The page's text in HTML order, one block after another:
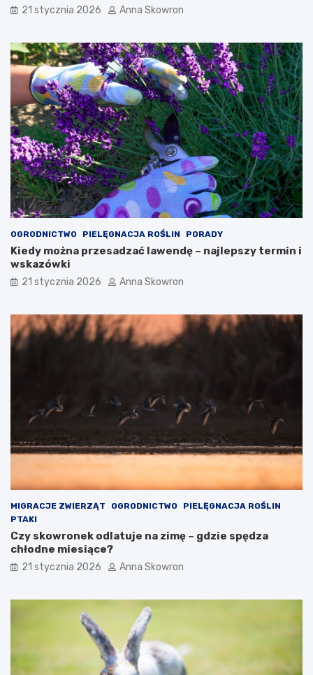
21 stycznia 2026 Anna Skowron
OGRODNICTWO PIELĘGNACJA ROŚLIN PORADY
Kiedy można przesadzać lawendę – najlepszy termin i
wskazówki
21 stycznia 2026 Anna Skowron
MIGRACJE ZWIERZĄT OGRODNICTWO
PIELĘGNACJA ROŚLIN
PTAKI
Czy skowronek odlatuje na zimę – gdzie spędza
chłodne miesiące?
21 stycznia 2026 Anna Skowron